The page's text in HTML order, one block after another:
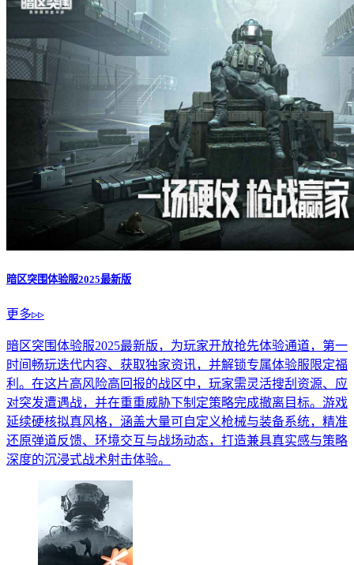
暗区突围体验服2025最新版
更多▹▹
暗区突围体验服2025最新版，为玩家开放抢先体验通道，第一
时间畅玩迭代内容、获取独家资讯，并解锁专属体验服限定福
利。在这片高风险高回报的战区中，玩家需灵活搜刮资源、应
对突发遭遇战，并在重重威胁下制定策略完成撤离目标。游戏
延续硬核拟真风格，涵盖大量可自定义枪械与装备系统，精准
还原弹道反馈、环境交互与战场动态，打造兼具真实感与策略
深度的沉浸式战术射击体验。